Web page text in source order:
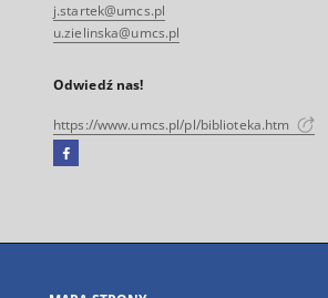
j.startek@umcs.pl
u.zielinska@umcs.pl
Odwiedź nas!
https://www.umcs.pl/pl/biblioteka.htm
Facebook
się